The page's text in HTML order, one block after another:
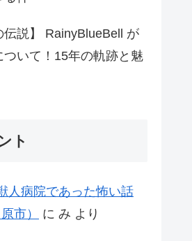
伝説】 RainyBlueBell が
いて！15年の軌跡と魅
ト
人病院であった怖い話
市）
に み より